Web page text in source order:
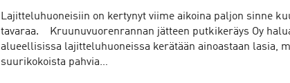
Lajitteluhuoneisiin on kertynyt viime aikoina paljon sinne
tavaraa. Kruunuvuorenrannan jätteen putkikeräys Oy
alueellisissa lajitteluhuoneissa kerätään ainoastaan lasia,
suurikokoista pahvia…